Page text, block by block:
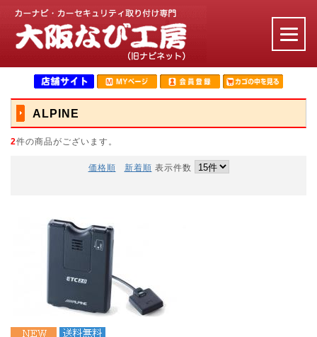
ALPINE
2件の商品がございます。
価格順 新着順 表示件数